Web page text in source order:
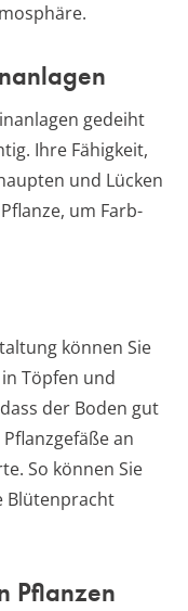
gedeiht
Ihre Fähigkeit,
und Lücken
um Farb-
können Sie
Töpfen und
der Boden gut
an
So können Sie
Blütenpracht
Pflanzen